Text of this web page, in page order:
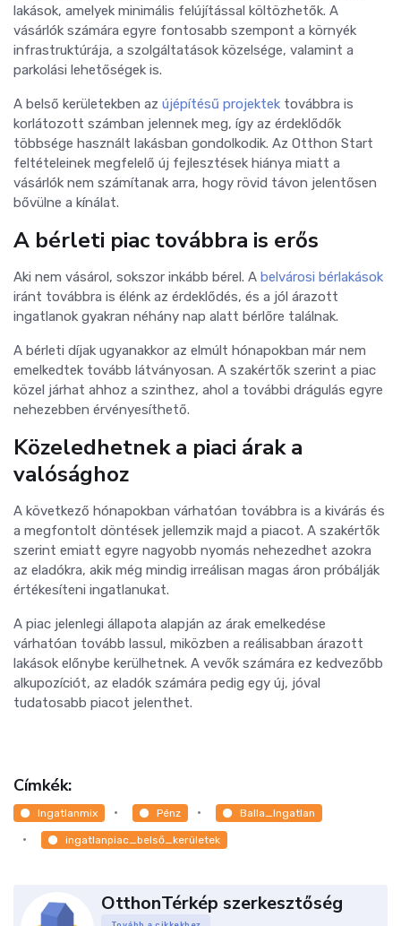
lakások, amelyek minimális felújítással költözhetők. A
vásárlók számára egyre fontosabb szempont a környék
infrastruktúrája, a szolgáltatások közelsége, valamint a
parkolási lehetőségek is.
A belső kerületekben az újépítésű projektek továbbra is
korlátozott számban jelennek meg, így az érdeklődők
többsége használt lakásban gondolkodik. Az Otthon Start
feltételeinek megfelelő új fejlesztések hiánya miatt a
vásárlók nem számítanak arra, hogy rövid távon jelentősen
bővülne a kínálat.
A bérleti piac továbbra is erős
Aki nem vásárol, sokszor inkább bérel. A belvárosi bérlakások
iránt továbbra is élénk az érdeklődés, és a jól árazott
ingatlanok gyakran néhány nap alatt bérlőre találnak.
A bérleti díjak ugyanakkor az elmúlt hónapokban már nem
emelkedtek tovább látványosan. A szakértők szerint a piac
közel járhat ahhoz a szinthez, ahol a további drágulás egyre
nehezebben érvényesíthető.
Közeledhetnek a piaci árak a
valósághoz
A következő hónapokban várhatóan továbbra is a kivárás és
a megfontolt döntések jellemzik majd a piacot. A szakértők
szerint emiatt egyre nagyobb nyomás nehezedhet azokra
az eladókra, akik még mindig irreálisan magas áron próbálják
értékesíteni ingatlanukat.
A piac jelenlegi állapota alapján az árak emelkedése
várhatóan tovább lassul, miközben a reálisabban árazott
lakások előnybe kerülhetnek. A vevők számára ez kedvezőbb
alkupozíciót, az eladók számára pedig egy új, jóval
tudatosabb piacot jelenthet.
Címkék:
Ingatlanmix Pénz Balla_Ingatlan
ingatlanpiac_belső_kerületek
OtthonTérkép szerkesztőség